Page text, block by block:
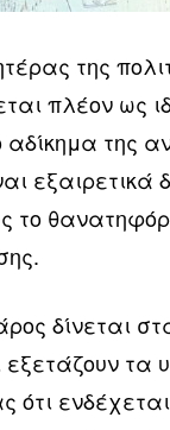
της
πλέον ως
αδίκημα της
το
δίνεται
εξετάζουν
ότι